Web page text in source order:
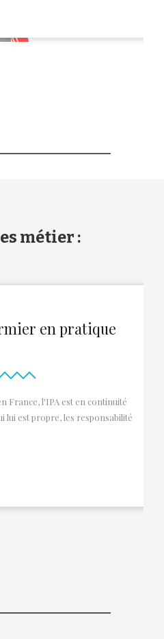
métier :
en pratique
France, l'IPA est en continuité
lui est propre, les responsabilité